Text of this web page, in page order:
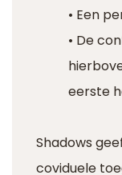
• Een
• De
eerste
Shadows
coviduele